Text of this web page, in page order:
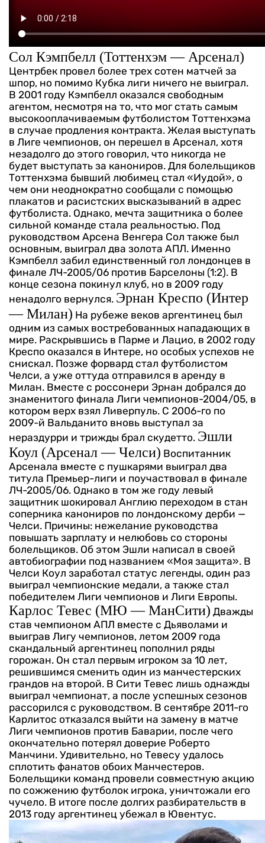
Сол Кэмпбелл (Тоттенхэм — Арсенал)
Центрбек провел более трех сотен матчей за
шпор, но помимо Кубка лиги ничего не выиграл.
В 2001 году Кэмпбелл оказался свободным
агентом, несмотря на то, что мог стать самым
высокооплачиваемым футболистом Тоттенхэма
в случае продления контракта. Желая выступать
в Лиге чемпионов, он перешел в Арсенал, хотя
незадолго до этого говорил, что никогда не
будет выступать за канониров. Для болельщиков
Тоттенхэма бывший любимец стал «Иудой», о
чем они неоднократно сообщали с помощью
плакатов и расистских высказываний в адрес
футболиста. Однако, мечта защитника о более
сильной команде стала реальностью. Под
руководством Арсена Венгера Сол также был
основным, выиграл два золота АПЛ. Именно
Кэмпбелл забил единственный гол лондонцев в
финале ЛЧ-2005/06 против Барселоны (1:2). В
конце сезона покинул клуб, но в 2009 году
ненадолго вернулся. Эрнан Креспо (Интер
— Милан) На рубеже веков аргентинец был
одним из самых востребованных нападающих в
мире. Раскрывшись в Парме и Лацио, в 2002 году
Креспо оказался в Интере, но особых успехов не
снискал. Позже форвард стал футболистом
Челси, а уже оттуда отправился в аренду в
Милан. Вместе с россонери Эрнан добрался до
знаменитого финала Лиги чемпионов-2004/05, в
котором верх взял Ливерпуль. С 2006-го по
2009-й Вальданито вновь выступал за
нераздурри и трижды брал скудетто. Эшли
Коул (Арсенал — Челси) Воспитанник
Арсенала вместе с пушкарями выиграл два
титула Премьер-лиги и поучаствовал в финале
ЛЧ-2005/06. Однако в том же году левый
защитник шокировал Англию переходом в стан
соперника канониров по лондонскому дерби —
Челси. Причины: нежелание руководства
повышать зарплату и нелюбовь со стороны
болельщиков. Об этом Эшли написал в своей
автобиографии под названием «Моя защита». В
Челси Коул заработал статус легенды, один раз
выиграл чемпионские медали, а также стал
победителем Лиги чемпионов и Лиги Европы.
Карлос Тевес (МЮ — МанСити) Дважды
став чемпионом АПЛ вместе с Дьяволами и
выиграв Лигу чемпионов, летом 2009 года
скандальный аргентинец пополнил ряды
горожан. Он стал первым игроком за 10 лет,
решившимся сменить один из манчестерских
грандов на второй. В Сити Тевес лишь однажды
выиграл чемпионат, а после успешных сезонов
рассорился с руководством. В сентябре 2011-го
Карлитос отказался выйти на замену в матче
Лиги чемпионов против Баварии, после чего
окончательно потерял доверие Роберто
Манчини. Удивительно, но Тевесу удалось
сплотить фанатов обоих Манчестеров.
Болельщики команд провели совместную акцию
по сожжению футболок игрока, уничтожали его
чучело. В итоге после долгих разбирательств в
2013 году аргентинец убежал в Ювентус.